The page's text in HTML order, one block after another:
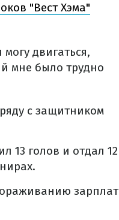
"Вест Хэма"
двигаться,
мне было трудно
с защитником
13 голов и отдал 12
зарплат